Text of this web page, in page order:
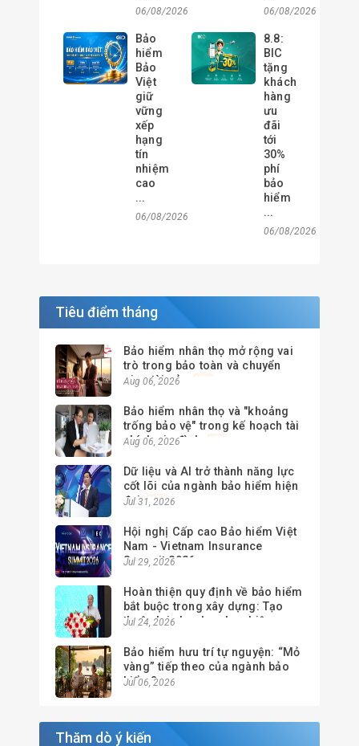
06/08/2026 06/08/2026
Bảo
hiểm
Bảo
Việt
giữ
vững
xếp
hạng
tín
nhiệm
cao
...
06/08/2026
8.8:
BIC
tặng
khách
hàng
ưu
đãi
tới
30%
phí
bảo
hiểm
...
06/08/2026
Tiêu điểm tháng
Bảo hiểm nhân thọ mở rộng vai
trò trong bảo toàn và chuyển
giao tài sản
Aug 06, 2026
Bảo hiểm nhân thọ và "khoảng
trống bảo vệ" trong kế hoạch tài
chính gia đình
Aug 06, 2026
Dữ liệu và AI trở thành năng lực
cốt lõi của ngành bảo hiểm hiện
đại
Jul 31, 2026
Hội nghị Cấp cao Bảo hiểm Việt
Nam - Vietnam Insurance
Summit 2026
Jul 29, 2026
Hoàn thiện quy định về bảo hiểm
bắt buộc trong xây dựng: Tạo
thuận lợi cho doanh nghiệp,
Jul 24, 2026
Bảo hiểm hưu trí tự nguyện: “Mỏ
vàng” tiếp theo của ngành bảo
hiểm?
Jul 06, 2026
Thăm dò ý kiến